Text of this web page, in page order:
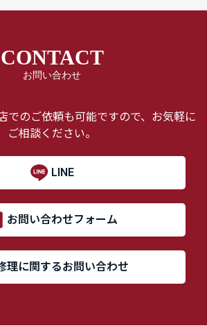
CONTACT
お問い合わせ
でのご依頼も可能ですので、お気軽に
ご相談ください。
LINE
お問い合わせフォーム
理に関するお問い合わせ